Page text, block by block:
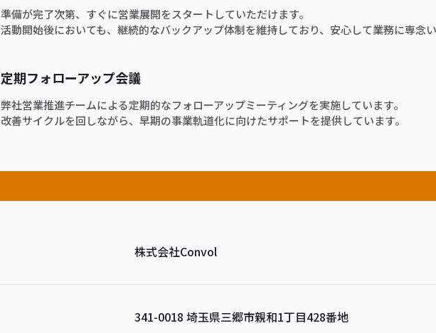
準備が完了次第、すぐに営業展開をスタートしていただけます。
活動開始後においても、継続的なバックアップ体制を維持しており、安心して業務に専念い
定期フォローアップ会議
弊社営業推進チームによる定期的なフォローアップミーティングを実施しています。
改善サイクルを回しながら、早期の事業軌道化に向けたサポートを提供しています。
株式会社Convol
341-0018 埼玉県三郷市親和1丁目428番地